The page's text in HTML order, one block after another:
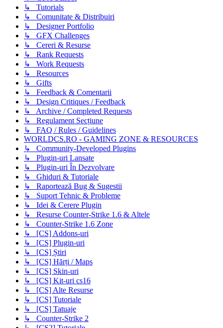
↳ Tutorials
↳ Comunitate & Distribuiri
↳ Designer Portfolio
↳ GFX Challenges
↳ Cereri & Resurse
↳ Rank Requests
↳ Work Requests
↳ Resources
↳ Gifts
↳ Feedback & Comentarii
↳ Design Critiques / Feedback
↳ Archive / Completed Requests
↳ Regulament Secțiune
↳ FAQ / Rules / Guidelines
WORLDCS.RO - GAMING ZONE & RESOURCES
↳ Community-Developed Plugins
↳ Plugin-uri Lansate
↳ Plugin-uri În Dezvolvare
↳ Ghiduri & Tutoriale
↳ Raportează Bug & Sugestii
↳ Suport Tehnic & Probleme
↳ Idei & Cerere Plugin
↳ Resurse Counter-Strike 1.6 & Altele
↳ Counter-Strike 1.6 Zone
↳ [CS] Addons-uri
↳ [CS] Plugin-uri
↳ [CS] Știri
↳ [CS] Hărți / Maps
↳ [CS] Skin-uri
↳ [CS] Kit-uri cs16
↳ [CS] Alte Resurse
↳ [CS] Tutoriale
↳ [CS] Tatuaje
↳ Counter-Strike 2